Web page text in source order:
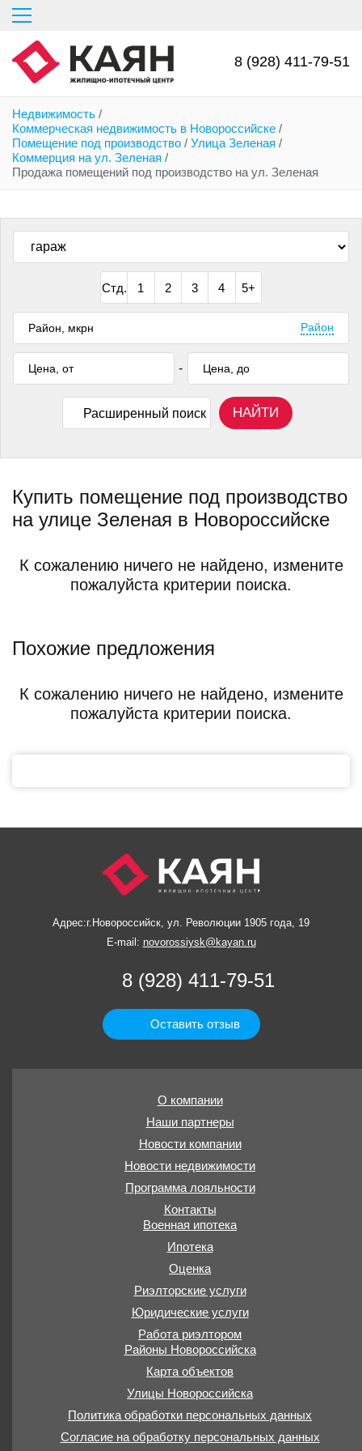
Перейти
основному
содержанию
8 (928) 411-79-51
Недвижимость /
Коммерческая недвижимость в Новороссийске /
Помещение под производство / Улица Зеленая /
Коммерция на ул. Зеленая /
Продажа помещений под производство на ул. Зеленая
Стд. 1 2 3 4 5+
Район
-
Расширенный поиск НАЙТИ
Купить помещение под производство
на улице Зеленая в Новороссийске
К сожалению ничего не найдено, измените
пожалуйста критерии поиска.
Похожие предложения
К сожалению ничего не найдено, измените
пожалуйста критерии поиска.
Адрес:г.Новороссийск, ул. Революции 1905 года, 19
E-mail: novorossiysk@kayan.ru
8 (928) 411-79-51
Оставить отзыв
О компании
Наши партнеры
Новости компании
Новости недвижимости
Программа лояльности
Контакты
Военная ипотека
Ипотека
Оценка
Риэлторские услуги
Юридические услуги
Работа риэлтором
Районы Новороссийска
Карта объектов
Улицы Новороссийска
Политика обработки персональных данных
Согласие на обработку персональных данных